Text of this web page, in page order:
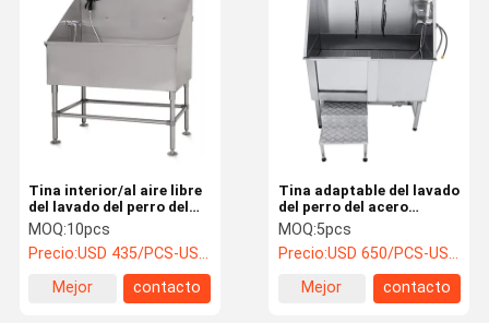
Tina interior/al aire libre
del lavado del perro del
acero inoxidable, tinas
profesionales de la
preparación del perro
MOQ:10pcs
Precio:USD 435/PCS-USD 485/PCS
Mejor
contacto
Tina adaptable del lavado
del perro del acero
inoxidable 304 para las
razas grandes y pequeñas
MOQ:5pcs
Precio:USD 650/PCS-USD 850/PCS
Mejor
contacto